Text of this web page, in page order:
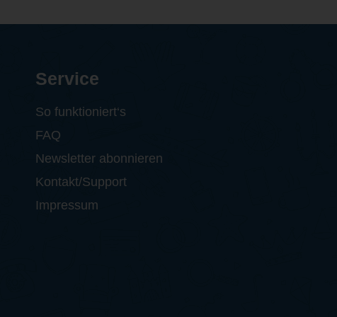
Service
So funktioniert‘s
FAQ
Newsletter abonnieren
Kontakt/Support
Impressum